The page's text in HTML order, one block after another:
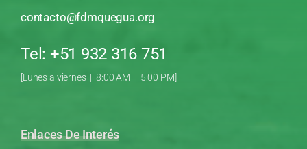
contacto@fdmquegua.org
Tel: +51 932 316 751
[Lunes a viernes | 8:00 AM – 5:00 PM]
Enlaces De Interés